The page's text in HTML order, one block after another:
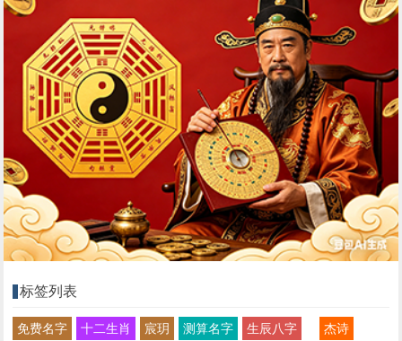
标签列表
免费名字 十二生肖 宸玥 测算名字 生辰八字
杰诗